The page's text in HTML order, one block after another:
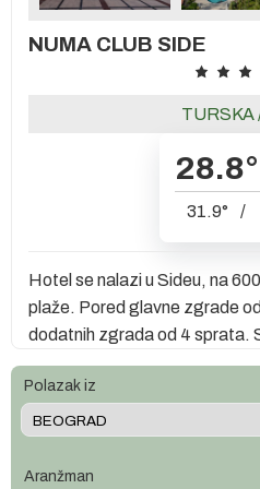
NUMA CLUB SIDE
TURSKA
28.8°
31.9° /
Hotel se nalazi u Sideu, na
plaže. Pored glavne zgrade
dodatnih zgrada od 4 sprata.
Polazak iz
Aranžman